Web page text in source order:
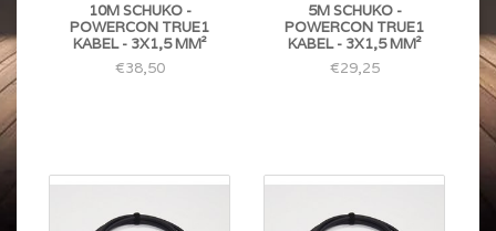
10M SCHUKO -
POWERCON TRUE1
KABEL - 3X1,5 MM²
€38,50
5M SCHUKO -
POWERCON TRUE1
KABEL - 3X1,5 MM²
€29,25